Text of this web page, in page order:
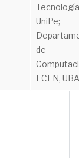
UniPe;
de
FCEN,